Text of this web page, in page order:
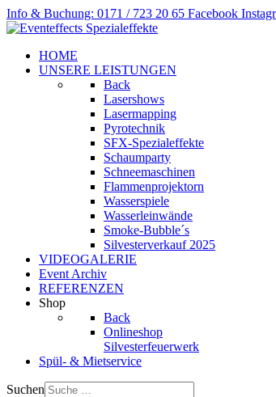
Info & Buchung: 0171 / 723 20 65 Facebook
HOME
UNSERE LEISTUNGEN
Back
Lasershows
Lasermapping
Pyrotechnik
SFX-Spezialeffekte
Schaumparty
Schneemaschinen
Flammenprojektorn
Wasserspiele
Wasserleinwände
Smoke-Bubble´s
Silvesterverkauf 2025
VIDEOGALERIE
Event Archiv
REFERENZEN
Shop
Back
Onlineshop
Silvesterfeuerwerk
Spül- & Mietservice
Suchen